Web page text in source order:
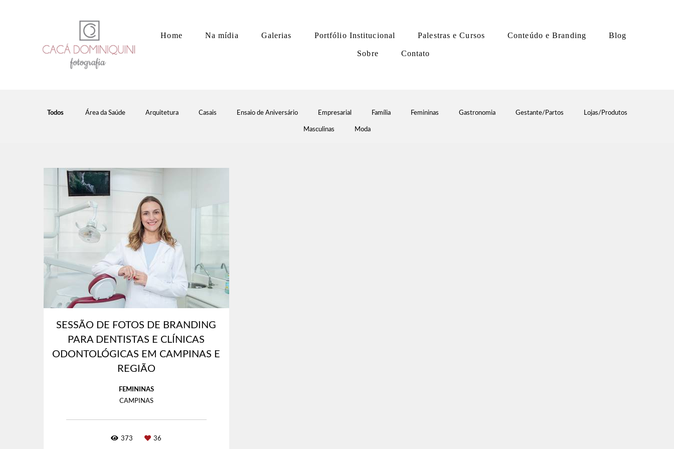
Home Na mídia Galerias Portfólio Institucional Palestras e Cursos Conteúdo e Branding Blog
Sobre Contato
Todos Área da Saúde Arquitetura Casais Ensaio de Aniversário Empresarial Família Femininas Gastronomia Gestante/Partos Lojas/Produtos
Masculinas Moda
SESSÃO DE FOTOS DE BRANDING
PARA DENTISTAS E CLÍNICAS
ODONTOLÓGICAS EM CAMPINAS E
REGIÃO
FEMININAS
CAMPINAS
373 36